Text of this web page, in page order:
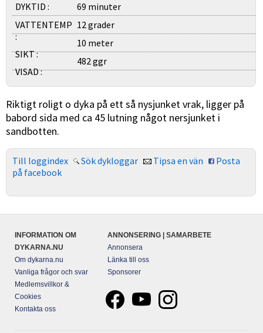
DYKTID :
69 minuter
VATTENTEMP
:
12 grader
SIKT :
10 meter
VISAD :
482 ggr
Riktigt roligt o dyka på ett så nysjunket vrak, ligger på
babord sida med ca 45 lutning något nersjunket i
sandbotten.
Till loggindex Sök dykloggar Tipsa en vän
Posta
på facebook
INFORMATION OM
DYKARNA.NU
Om dykarna.nu
Vanliga frågor och svar
Medlemsvillkor &
Cookies
Kontakta oss
ANNONSERING | SAMARBETE
Annonsera
Länka till oss
Sponsorer